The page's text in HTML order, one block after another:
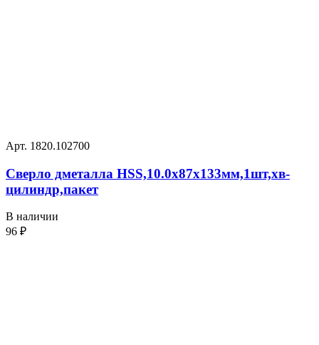
Арт. 1820.102700
Сверло дметалла HSS,10.0х87х133мм,1шт,хв-
цилиндр,пакет
В наличии
96 ₽